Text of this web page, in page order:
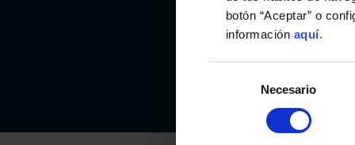
botón “Aceptar” o
información aquí.
consentimiento
Necesario